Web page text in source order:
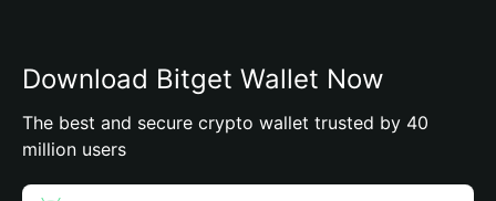
Download Bitget Wallet Now
The best and secure crypto wallet trusted by 40
million users